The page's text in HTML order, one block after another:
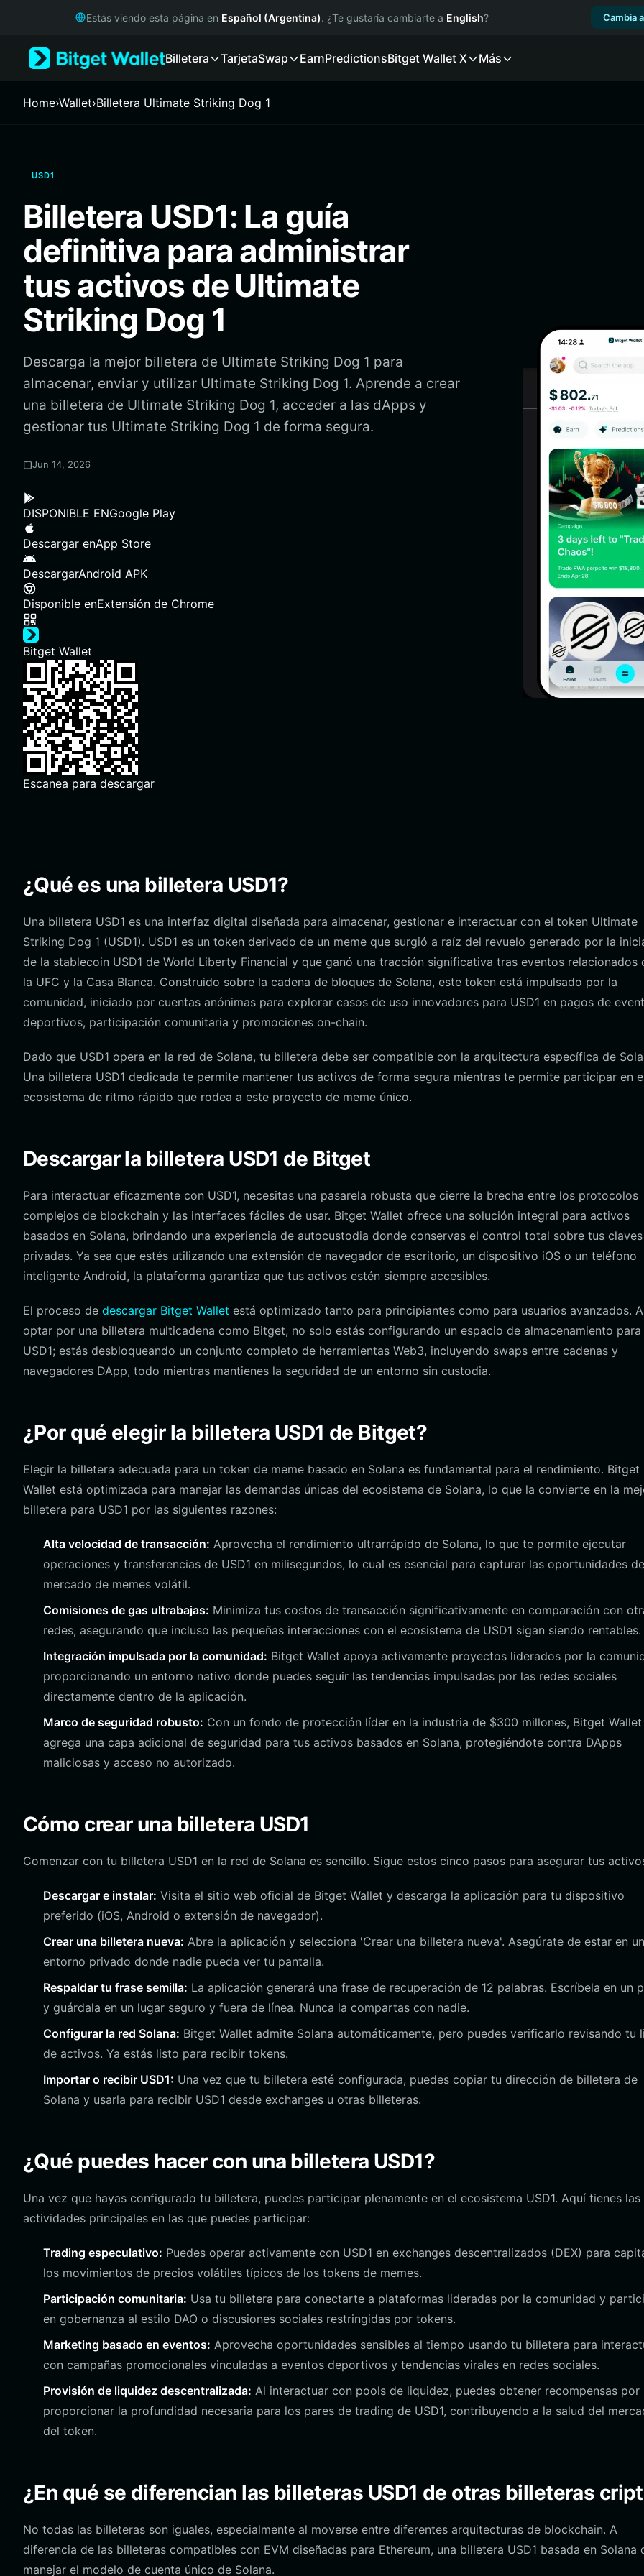
Русский
Italiano
繁體中文
Bahasa Indonesia
ภาษาไทย
Español
Português (Brasil)
Español (Argentina)
Estás viendo esta página en Español (Argentina). ¿Te gustaría cambiarte a English? Cambia
Billetera TarjetaSwap EarnPredictionsBitget Wallet X Más
Home›Wallet›Billetera Ultimate Striking Dog 1
USD1
Billetera USD1: La guía
definitiva para administrar
tus activos de Ultimate
Striking Dog 1
Descarga la mejor billetera de Ultimate Striking Dog 1 para
almacenar, enviar y utilizar Ultimate Striking Dog 1. Aprende a crear
una billetera de Ultimate Striking Dog 1, acceder a las dApps y
gestionar tus Ultimate Striking Dog 1 de forma segura.
Jun 14, 2026
DISPONIBLE ENGoogle Play
Descargar enApp Store
DescargarAndroid APK
Disponible enExtensión de Chrome
Bitget Wallet
Escanea para descargar
¿Qué es una billetera USD1?
Una billetera USD1 es una interfaz digital diseñada para almacenar, gestionar e interactuar con el token Ultimate
Striking Dog 1 (USD1). USD1 es un token derivado de un meme que surgió a raíz del revuelo generado por la
de la stablecoin USD1 de World Liberty Financial y que ganó una tracción significativa tras eventos relacionados
la UFC y la Casa Blanca. Construido sobre la cadena de bloques de Solana, este token está impulsado por la
comunidad, iniciado por cuentas anónimas para explorar casos de uso innovadores para USD1 en pagos de
deportivos, participación comunitaria y promociones on-chain.
Dado que USD1 opera en la red de Solana, tu billetera debe ser compatible con la arquitectura específica de
Una billetera USD1 dedicada te permite mantener tus activos de forma segura mientras te permite participar en
ecosistema de ritmo rápido que rodea a este proyecto de meme único.
Descargar la billetera USD1 de Bitget
Para interactuar eficazmente con USD1, necesitas una pasarela robusta que cierre la brecha entre los protocolos
complejos de blockchain y las interfaces fáciles de usar. Bitget Wallet ofrece una solución integral para activos
basados en Solana, brindando una experiencia de autocustodia donde conservas el control total sobre tus claves
privadas. Ya sea que estés utilizando una extensión de navegador de escritorio, un dispositivo iOS o un teléfono
inteligente Android, la plataforma garantiza que tus activos estén siempre accesibles.
El proceso de descargar Bitget Wallet está optimizado tanto para principiantes como para usuarios avanzados.
optar por una billetera multicadena como Bitget, no solo estás configurando un espacio de almacenamiento para
USD1; estás desbloqueando un conjunto completo de herramientas Web3, incluyendo swaps entre cadenas y
navegadores DApp, todo mientras mantienes la seguridad de un entorno sin custodia.
¿Por qué elegir la billetera USD1 de Bitget?
Elegir la billetera adecuada para un token de meme basado en Solana es fundamental para el rendimiento. Bitget
Wallet está optimizada para manejar las demandas únicas del ecosistema de Solana, lo que la convierte en la
billetera para USD1 por las siguientes razones:
Alta velocidad de transacción: Aprovecha el rendimiento ultrarrápido de Solana, lo que te permite ejecutar
operaciones y transferencias de USD1 en milisegundos, lo cual es esencial para capturar las oportunidades
mercado de memes volátil.
Comisiones de gas ultrabajas: Minimiza tus costos de transacción significativamente en comparación con
redes, asegurando que incluso las pequeñas interacciones con el ecosistema de USD1 sigan siendo rentables.
Integración impulsada por la comunidad: Bitget Wallet apoya activamente proyectos liderados por la
proporcionando un entorno nativo donde puedes seguir las tendencias impulsadas por las redes sociales
directamente dentro de la aplicación.
Marco de seguridad robusto: Con un fondo de protección líder en la industria de $300 millones, Bitget Wallet
agrega una capa adicional de seguridad para tus activos basados en Solana, protegiéndote contra DApps
maliciosas y acceso no autorizado.
Cómo crear una billetera USD1
Comenzar con tu billetera USD1 en la red de Solana es sencillo. Sigue estos cinco pasos para asegurar tus
Descargar e instalar: Visita el sitio web oficial de Bitget Wallet y descarga la aplicación para tu dispositivo
preferido (iOS, Android o extensión de navegador).
Crear una billetera nueva: Abre la aplicación y selecciona 'Crear una billetera nueva'. Asegúrate de estar en un
entorno privado donde nadie pueda ver tu pantalla.
Respaldar tu frase semilla: La aplicación generará una frase de recuperación de 12 palabras. Escríbela en un
y guárdala en un lugar seguro y fuera de línea. Nunca la compartas con nadie.
Configurar la red Solana: Bitget Wallet admite Solana automáticamente, pero puedes verificarlo revisando tu
de activos. Ya estás listo para recibir tokens.
Importar o recibir USD1: Una vez que tu billetera esté configurada, puedes copiar tu dirección de billetera de
Solana y usarla para recibir USD1 desde exchanges u otras billeteras.
¿Qué puedes hacer con una billetera USD1?
Una vez que hayas configurado tu billetera, puedes participar plenamente en el ecosistema USD1. Aquí tienes las
actividades principales en las que puedes participar:
Trading especulativo: Puedes operar activamente con USD1 en exchanges descentralizados (DEX) para
los movimientos de precios volátiles típicos de los tokens de memes.
Participación comunitaria: Usa tu billetera para conectarte a plataformas lideradas por la comunidad y
en gobernanza al estilo DAO o discusiones sociales restringidas por tokens.
Marketing basado en eventos: Aprovecha oportunidades sensibles al tiempo usando tu billetera para
con campañas promocionales vinculadas a eventos deportivos y tendencias virales en redes sociales.
Provisión de liquidez descentralizada: Al interactuar con pools de liquidez, puedes obtener recompensas por
proporcionar la profundidad necesaria para los pares de trading de USD1, contribuyendo a la salud del
del token.
¿En qué se diferencian las billeteras USD1 de otras billeteras
No todas las billeteras son iguales, especialmente al moverse entre diferentes arquitecturas de blockchain. A
diferencia de las billeteras compatibles con EVM diseñadas para Ethereum, una billetera USD1 basada en Solana
manejar el modelo de cuenta único de Solana.